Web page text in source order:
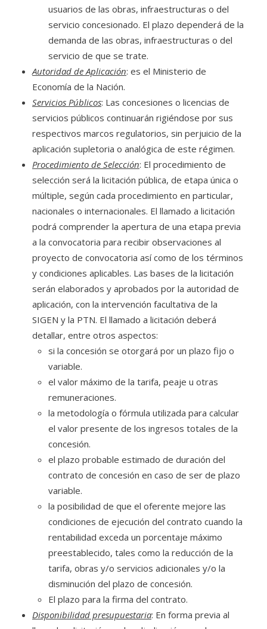
usuarios de las obras, infraestructuras o del
servicio concesionado. El plazo dependerá de la
demanda de las obras, infraestructuras o del
servicio de que se trate.
Autoridad de Aplicación: es el Ministerio de
Economía de la Nación.
Servicios Públicos: Las concesiones o licencias de
servicios públicos continuarán rigiéndose por sus
respectivos marcos regulatorios, sin perjuicio de la
aplicación supletoria o analógica de este régimen.
Procedimiento de Selección: El procedimiento de
selección será la licitación pública, de etapa única o
múltiple, según cada procedimiento en particular,
nacionales o internacionales. El llamado a licitación
podrá comprender la apertura de una etapa previa
a la convocatoria para recibir observaciones al
proyecto de convocatoria así como de los términos
y condiciones aplicables. Las bases de la licitación
serán elaborados y aprobados por la autoridad de
aplicación, con la intervención facultativa de la
SIGEN y la PTN. El llamado a licitación deberá
detallar, entre otros aspectos:
si la concesión se otorgará por un plazo fijo o
variable.
el valor máximo de la tarifa, peaje u otras
remuneraciones.
la metodología o fórmula utilizada para calcular
el valor presente de los ingresos totales de la
concesión.
el plazo probable estimado de duración del
contrato de concesión en caso de ser de plazo
variable.
la posibilidad de que el oferente mejore las
condiciones de ejecución del contrato cuando la
rentabilidad exceda un porcentaje máximo
preestablecido, tales como la reducción de la
tarifa, obras y/o servicios adicionales y/o la
disminución del plazo de concesión.
El plazo para la firma del contrato.
Disponibilidad presupuestaria: En forma previa al